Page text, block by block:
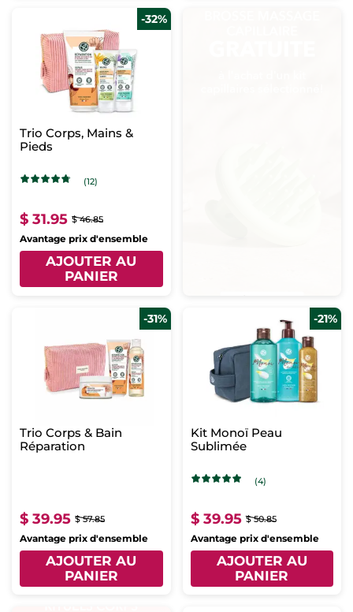
-32%
Trio Corps, Mains &
Pieds
(12)
$ 31.95 $ 46.85
Avantage prix d'ensemble
AJOUTER AU
PANIER
-31%
Trio Corps & Bain
Réparation
$ 39.95 $ 57.85
Avantage prix d'ensemble
AJOUTER AU
PANIER
-21%
Kit Monoï Peau
Sublimée
(4)
$ 39.95 $ 50.85
Avantage prix d'ensemble
AJOUTER AU
PANIER